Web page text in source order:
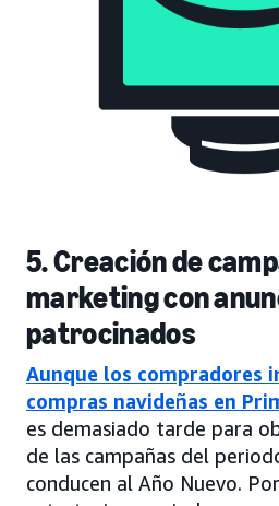
5. Creación de
marketing con
patrocinados
Aunque los compradores
compras navideñas en
es demasiado tarde para
de las campañas del
conducen al Año Nuevo.